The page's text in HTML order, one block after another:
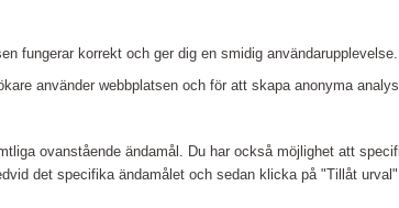
fungerar korrekt och ger dig en smidig användarupplevelse.
använder webbplatsen och för att skapa anonyma
ovanstående ändamål. Du har också möjlighet att
det specifika ändamålet och sedan klicka på "Tillåt